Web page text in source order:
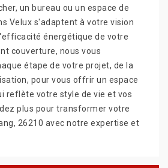
un bureau ou un espace de
Velux s'adaptent à votre vision
énergétique de votre
couverture, nous vous
étape de votre projet, de la
pour vous offrir un espace
reflète votre style de vie et vos
plus pour transformer votre
26210 avec notre expertise et